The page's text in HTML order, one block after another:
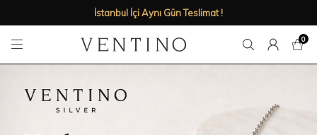
İstanbul İçi Aynı Gün Teslimat !
0